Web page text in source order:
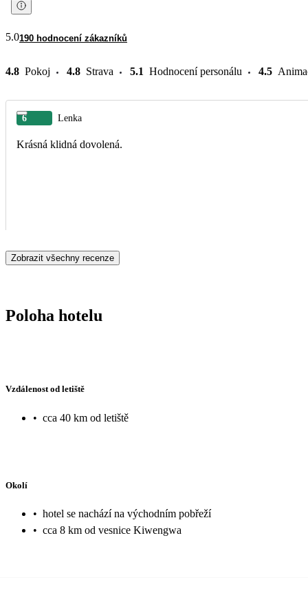
5.0190 hodnocení zákazníků
4.8 Pokoj 4.8 Strava 5.1 Hodnocení personálu 4.5
6 Lenka
Krásná klidná dovolená.
Zobrazit všechny recenze
Poloha hotelu
Vzdálenost od letiště
• cca 40 km od letiště
Okolí
• hotel se nachází na východním pobřeží
• cca 8 km od vesnice Kiwengwa